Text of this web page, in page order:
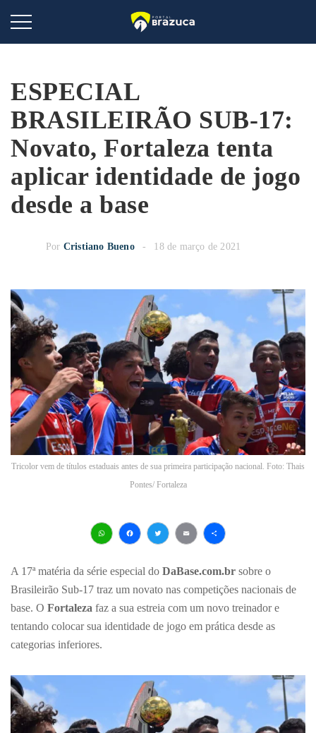
ESPECIAL
BRASILEIRÃO SUB-17:
Novato, Fortaleza tenta
aplicar identidade de jogo
desde a base
Por Cristiano Bueno 18 de março de 2021
Tricolor vem de títulos estaduais antes de sua primeira participação nacional. Foto: Thais
Pontes/ Fortaleza
A 17ª matéria da série especial do DaBase.com.br sobre o
Brasileirão Sub-17 traz um novato nas competições nacionais de
base. O Fortaleza faz a sua estreia com um novo treinador e
tentando colocar sua identidade de jogo em prática desde as
categorias inferiores.